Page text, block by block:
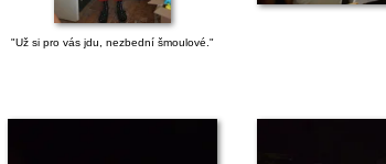
"Už si pro vás jdu, nezbední šmoulové."